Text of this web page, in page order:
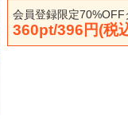
会員登録限定70%OFF
360pt/396円(税